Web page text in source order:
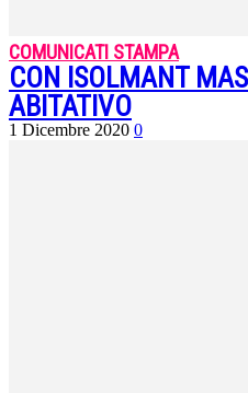
COMUNICATI STAMPA
CON ISOLMANT
ABITATIVO
1 Dicembre 2020 0